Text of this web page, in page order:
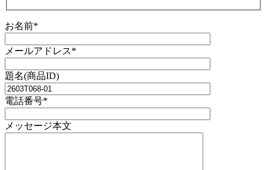
お名前*
メールアドレス*
題名(商品ID)
電話番号*
メッセージ本文